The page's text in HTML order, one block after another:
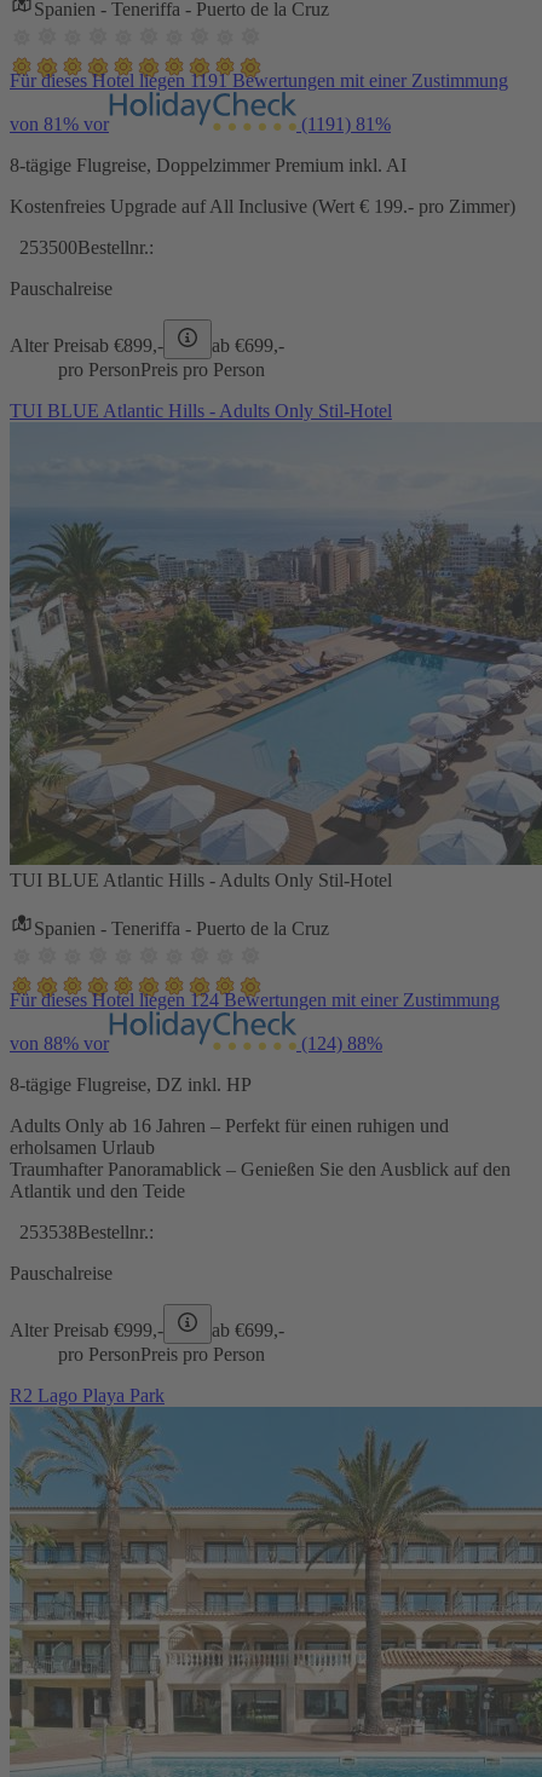
Spanien - Teneriffa - Puerto de la Cruz
Für dieses Hotel liegen 1191 Bewertungen mit einer Zustimmung
von 81% vor (1191) 81%
8-tägige Flugreise, Doppelzimmer Premium inkl. AI
Kostenfreies Upgrade auf All Inclusive (Wert € 199.- pro Zimmer)
253500Bestellnr.:
Pauschalreise
Alter Preisab €899,- ab €699,-
pro PersonPreis pro Person
TUI BLUE Atlantic Hills - Adults Only Stil-Hotel
TUI BLUE Atlantic Hills - Adults Only Stil-Hotel
Spanien - Teneriffa - Puerto de la Cruz
Für dieses Hotel liegen 124 Bewertungen mit einer Zustimmung
von 88% vor (124) 88%
8-tägige Flugreise, DZ inkl. HP
Adults Only ab 16 Jahren – Perfekt für einen ruhigen und
erholsamen Urlaub
Traumhafter Panoramablick – Genießen Sie den Ausblick auf den
Atlantik und den Teide
253538Bestellnr.:
Pauschalreise
Alter Preisab €999,- ab €699,-
pro PersonPreis pro Person
R2 Lago Playa Park